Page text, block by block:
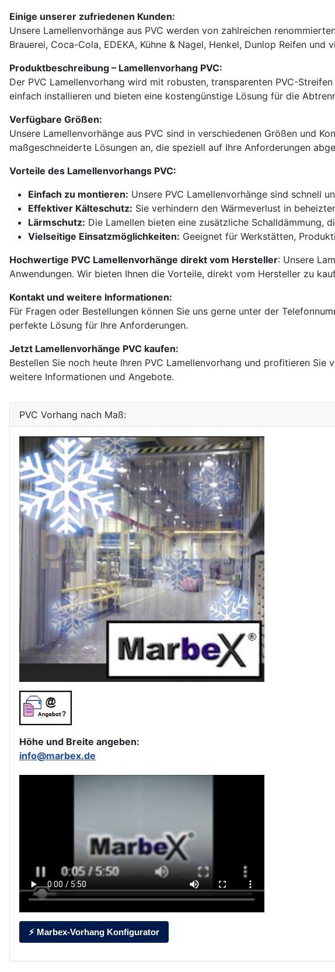
PVC Vorhang nach Maß:
Höhe und Breite angeben:
info@marbex.de
⚡ Marbex-Vorhang Konfigurator
Einige unserer zufriedenen Kunden:
Unsere Lamellenvorhänge aus PVC werden von zahlreichen
Brauerei, Coca-Cola, EDEKA, Kühne & Nagel, Henkel, Dunlop Reifen und
Produktbeschreibung – Lamellenvorhang PVC:
Der PVC Lamellenvorhang wird mit robusten, transparenten PVC-
einfach installieren und bieten eine kostengünstige Lösung für die
Verfügbare Größen:
Unsere Lamellenvorhänge aus PVC sind in verschiedenen Größen und
maßgeschneiderte Lösungen an, die speziell auf Ihre Anforderungen
Vorteile des Lamellenvorhangs PVC:
Einfach zu montieren: Unsere PVC Lamellenvorhänge sind schnell
Effektiver Kälteschutz: Sie verhindern den Wärmeverlust in
Lärmschutz: Die Lamellen bieten eine zusätzliche Schalldämmung,
Vielseitige Einsatzmöglichkeiten: Geeignet für Werkstätten,
Hochwertige PVC Lamellenvorhänge direkt vom Hersteller: Unsere
Anwendungen. Wir bieten Ihnen die Vorteile, direkt vom Hersteller zu
Kontakt und weitere Informationen:
Für Fragen oder Bestellungen können Sie uns gerne unter der
perfekte Lösung für Ihre Anforderungen.
Jetzt Lamellenvorhänge PVC kaufen:
Bestellen Sie noch heute Ihren PVC Lamellenvorhang und profitieren
weitere Informationen und Angebote.